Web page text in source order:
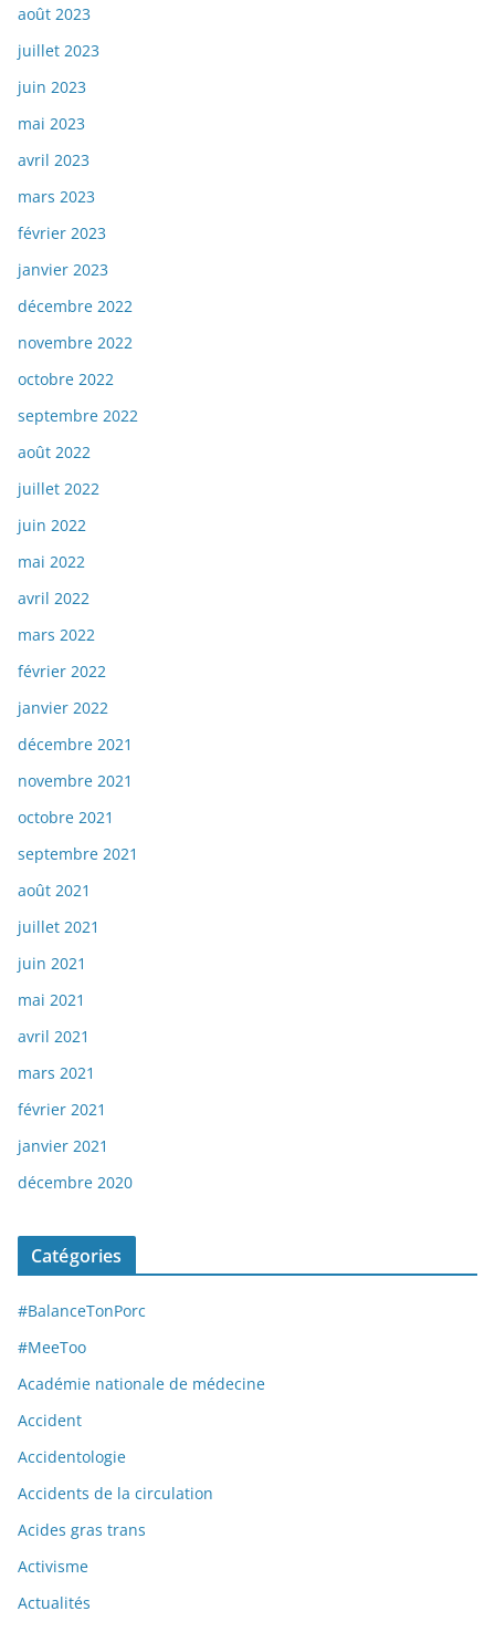
août 2023
juillet 2023
juin 2023
mai 2023
avril 2023
mars 2023
février 2023
janvier 2023
décembre 2022
novembre 2022
octobre 2022
septembre 2022
août 2022
juillet 2022
juin 2022
mai 2022
avril 2022
mars 2022
février 2022
janvier 2022
décembre 2021
novembre 2021
octobre 2021
septembre 2021
août 2021
juillet 2021
juin 2021
mai 2021
avril 2021
mars 2021
février 2021
janvier 2021
décembre 2020
Catégories
#BalanceTonPorc
#MeeToo
Académie nationale de médecine
Accident
Accidentologie
Accidents de la circulation
Acides gras trans
Activisme
Actualités